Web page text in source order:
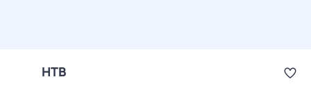
НТВ